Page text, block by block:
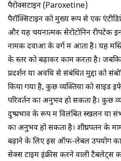
पैरोक्सटाइन (Paroxetine)
पैरॉक्सिटाइन को मुख्य रूप से एक
और यह चयनात्मक सेरोटोनिन रीपटेक
नामक दवाओं के वर्ग में आता है। यह
के स्तर को बढ़ाकर काम करता है।
प्रदर्शन या अवधि से संबंधित मुद्दों को
किया गया है, कुछ व्यक्तियों को साइड
परिवर्तन का अनुभव हो सकता है। कुछ
दुष्प्रभाव के रूप में विलंबित स्खलन या
का अनुभव हो सकता है। शीघ्रपतन के
बढ़ाने के लिए इस ऑफ-लेबल उपयोग का
सेक्स टाइम इंक्रीस करने वाली टैबलेट्स